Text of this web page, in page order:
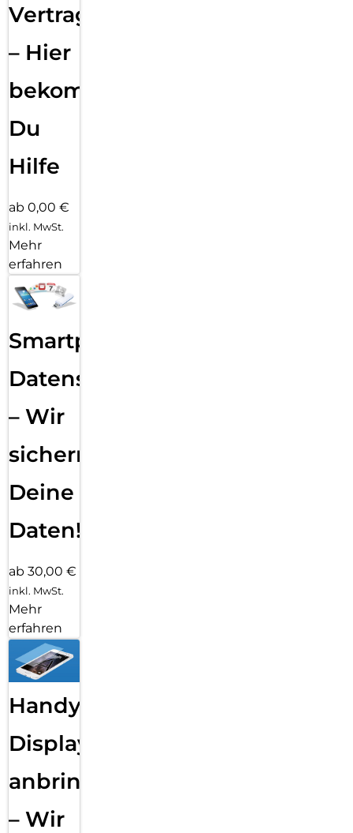
Vertragsabwicklung
– Hier
bekommst
Du
Hilfe
ab 0,00 €
inkl. MwSt.
Mehr
erfahren
Smartphone
Datensicherung
– Wir
sichern
Deine
Daten!
ab 30,00 €
inkl. MwSt.
Mehr
erfahren
Handy
Displayfolie
anbringen
– Wir